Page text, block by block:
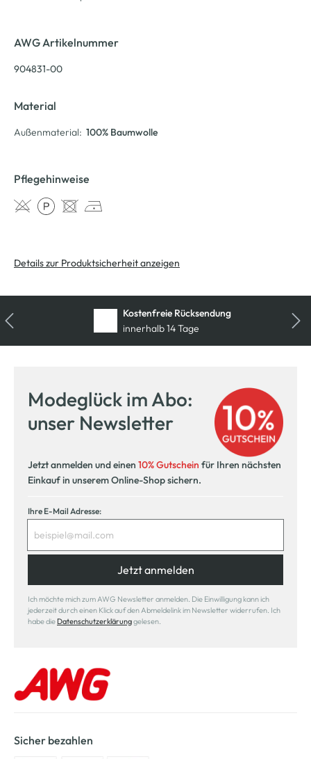
AWG Artikelnummer
904831-00
Material
Außenmaterial: 100% Baumwolle
Pflegehinweise
Details zur Produktsicherheit anzeigen
Kostenfreie Rücksendung
innerhalb 14 Tage
Modeglück im Abo:
unser Newsletter
Jetzt anmelden und einen 10% Gutschein für Ihren nächsten
Einkauf in unserem Online-Shop sichern.
Ihre E-Mail Adresse:
Jetzt anmelden
Ich möchte mich zum AWG Newsletter anmelden. Die Einwilligung kann ich
jederzeit durch einen Klick auf den Abmeldelink im Newsletter widerrufen. Ich
habe die Datenschutzerklärunggelesen.
Sicher bezahlen